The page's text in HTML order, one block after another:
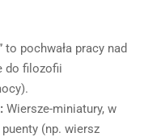
to pochwała pracy nad
do filozofii
Wiersze-miniatury, w
(np. wiersz